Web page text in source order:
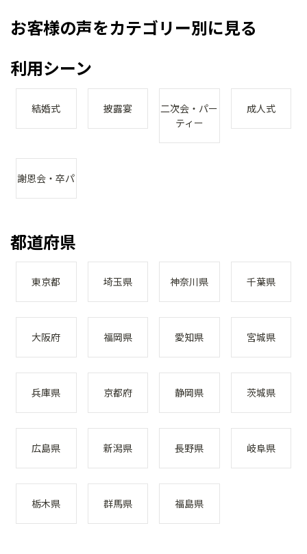
お客様の声をカテゴリー別に見る
利用シーン
結婚式 披露宴
二次会・パー
ティー
成人式
謝恩会・卒パ
都道府県
東京都 埼玉県 神奈川県 千葉県
大阪府 福岡県 愛知県 宮城県
兵庫県 京都府 静岡県 茨城県
広島県 新潟県 長野県 岐阜県
栃木県 群馬県 福島県